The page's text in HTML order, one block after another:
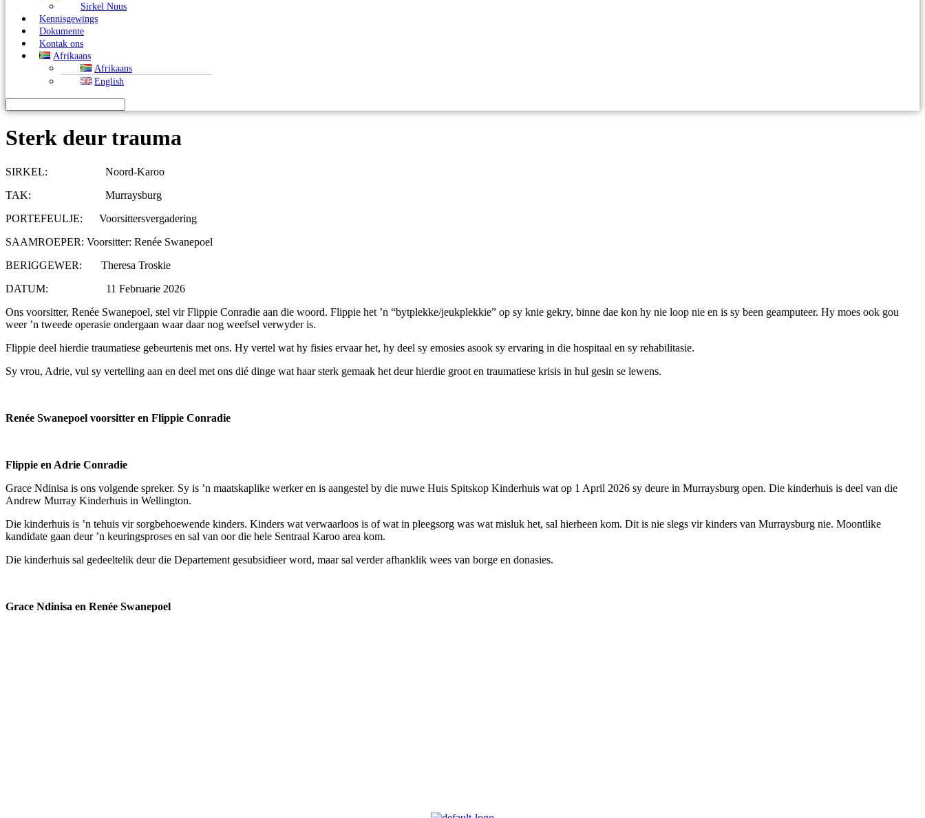
Sirkel Nuus
Kennisgewings
Dokumente
Kontak ons
Afrikaans
Afrikaans
English
Sterk deur trauma
SIRKEL: Noord-Karoo
TAK: Murraysburg
PORTEFEULJE: Voorsittersvergadering
SAAMROEPER: Voorsitter: Renée Swanepoel
BERIGGEWER: Theresa Troskie
DATUM: 11 Februarie 2026
Ons voorsitter, Renée Swanepoel, stel vir Flippie Conradie aan die woord. Flippie het ’n “bytplekke/jeukplekkie” op sy knie gekry, binne dae kon hy nie loop nie en is sy been geamputeer. Hy moes ook gou
weer ’n tweede operasie ondergaan waar daar nog weefsel verwyder is.
Flippie deel hierdie traumatiese gebeurtenis met ons. Hy vertel wat hy fisies ervaar het, hy deel sy emosies asook sy ervaring in die hospitaal en sy rehabilitasie.
Sy vrou, Adrie, vul sy vertelling aan en deel met ons dié dinge wat haar sterk gemaak het deur hierdie groot en traumatiese krisis in hul gesin se lewens.
Renée Swanepoel voorsitter en Flippie Conradie
Flippie en Adrie Conradie
Grace Ndinisa is ons volgende spreker. Sy is ’n maatskaplike werker en is aangestel by die nuwe Huis Spitskop Kinderhuis wat op 1 April 2026 sy deure in Murraysburg open. Die kinderhuis is deel van die
Andrew Murray Kinderhuis in Wellington.
Die kinderhuis is ’n tehuis vir sorgbehoewende kinders. Kinders wat verwaarloos is of wat in pleegsorg was wat misluk het, sal hierheen kom. Dit is nie slegs vir kinders van Murraysburg nie. Moontlike
kandidate gaan deur ’n keuringsproses en sal van oor die hele Sentraal Karoo area kom.
Die kinderhuis sal gedeeltelik deur die Departement gesubsidieer word, maar sal verder afhanklik wees van borge en donasies.
Grace Ndinisa en Renée Swanepoel